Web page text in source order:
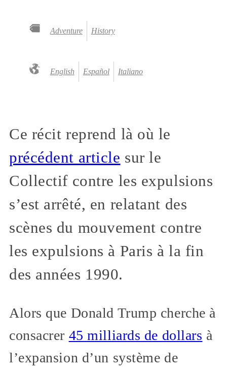
Adventure History
English Español Italiano
Ce récit reprend là où le
précédent article sur le
Collectif contre les expulsions
s’est arrêté, en relatant des
scènes du mouvement contre
les expulsions à Paris à la fin
des années 1990.
Alors que Donald Trump cherche à
consacrer 45 milliards de dollars à
l’expansion d’un système de